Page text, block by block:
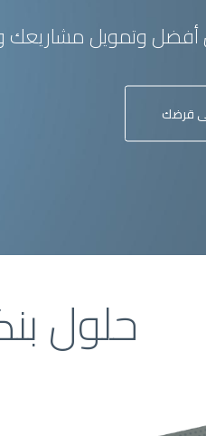
أفضل وتمويل مشاريعك
قرضك
حلول